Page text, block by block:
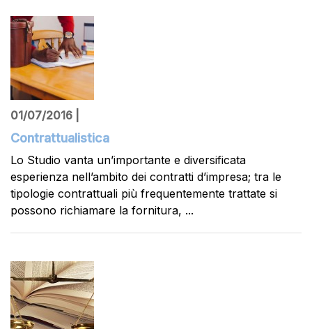
01/07/2016 |
Contrattualistica
Lo Studio vanta un’importante e diversificata
esperienza nell’ambito dei contratti d’impresa; tra le
tipologie contrattuali più frequentemente trattate si
possono richiamare la fornitura, ...